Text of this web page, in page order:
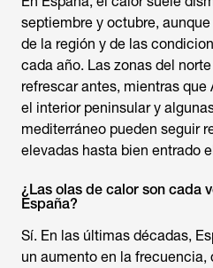
septiembre y octubre,
de la región y de las
cada año. Las zonas del
refrescar antes, mientras que
el interior peninsular y
mediterráneo pueden seguir
elevadas hasta bien entrado
¿Las olas de calor son cada
España?
Sí. En las últimas décadas,
un aumento en la